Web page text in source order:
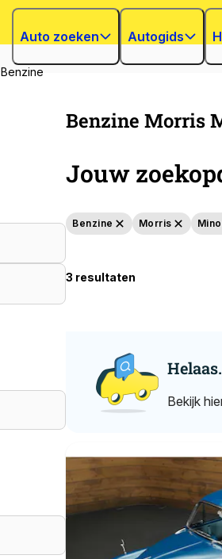
Auto zoeken Autogids
Benzine
Benzine Morris
Jouw
Benzine Morris
3 resultaten
Bekijk